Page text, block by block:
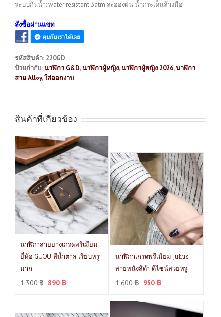
ระบบกันน้ำ: water resistant 3atm ละอองฝน น้ำกระเด็นล้างมือ
สั่งซื้อผ่านแชท
รหัสสินค้า: 220GD
ป้ายกำกับ:นาฬิกา G&D,นาฬิกาผู้หญิง,นาฬิกาผู้หญิง 2026,นาฬิกา
สาย Alloy,ใส่ออกงาน
สินค้าที่เกี่ยวข้อง
นาฬิกาสายยางเกรดพรีเมียม
ยี่ห้อ GUOU สีน้ำตาล เรียบหรู
มาก
1,300฿ 890 ฿
นาฬิกาเกรดพรีเมียม Julius
สายหนังสีดำ ดีไซน์สวยหรู
1,600฿ 950 ฿